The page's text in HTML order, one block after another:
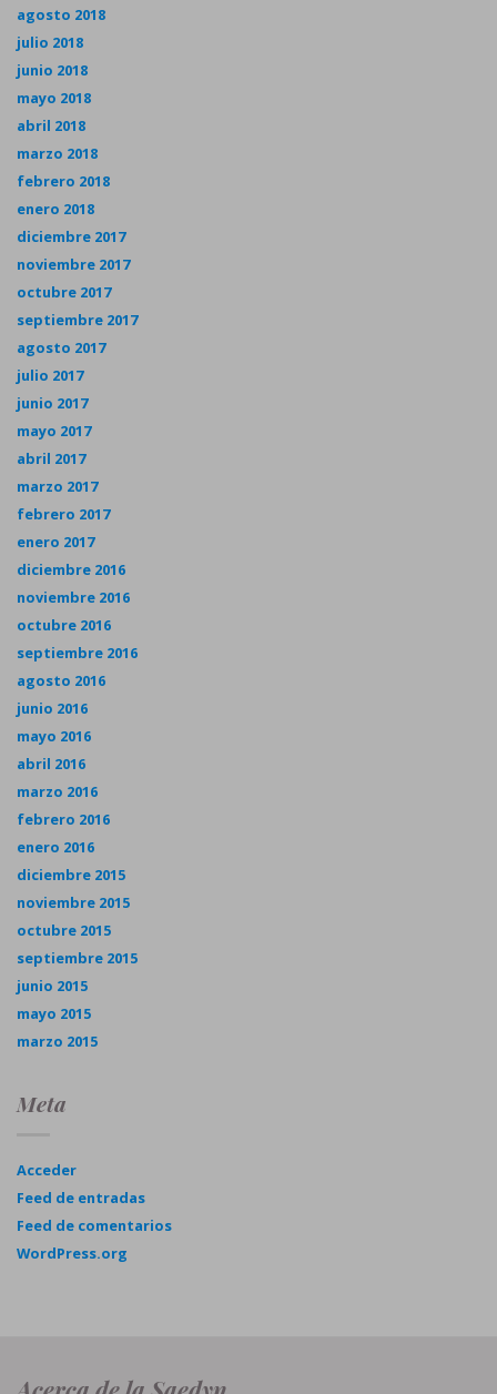
agosto 2018
julio 2018
junio 2018
mayo 2018
abril 2018
marzo 2018
febrero 2018
enero 2018
diciembre 2017
noviembre 2017
octubre 2017
septiembre 2017
agosto 2017
julio 2017
junio 2017
mayo 2017
abril 2017
marzo 2017
febrero 2017
enero 2017
diciembre 2016
noviembre 2016
octubre 2016
septiembre 2016
agosto 2016
junio 2016
mayo 2016
abril 2016
marzo 2016
febrero 2016
enero 2016
diciembre 2015
noviembre 2015
octubre 2015
septiembre 2015
junio 2015
mayo 2015
marzo 2015
Meta
Acceder
Feed de entradas
Feed de comentarios
WordPress.org